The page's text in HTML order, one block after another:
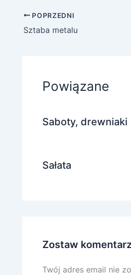
POPRZEDNI
Sztaba metalu
Powiązane
Saboty, drewniaki
Sałata
Zostaw
Twój adres email nie